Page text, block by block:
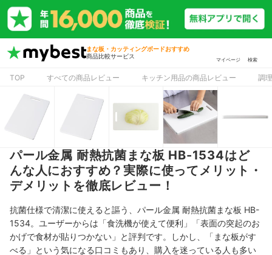
まな板・カッティングボードおすすめ
商品比較サービス
マイページ 検索
TOP すべての商品レビュー キッチン用品の商品レビュー 調
パール金属 耐熱抗菌まな板 HB-1534はど
んな人におすすめ？実際に使ってメリット・
デメリットを徹底レビュー！
抗菌仕様で清潔に使えると謳う、パール金属 耐熱抗菌まな板 HB-
1534。ユーザーからは「食洗機が使えて便利」「表面の突起のお
かげで食材が貼りつかない」と評判です。しかし、「まな板がす
べる」という気になる口コミもあり、購入を迷っている人も多い